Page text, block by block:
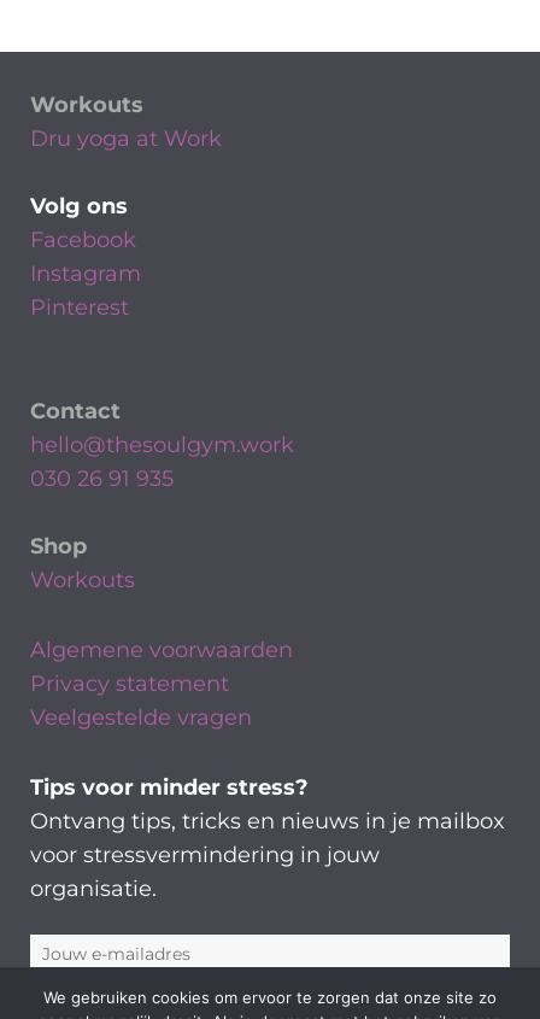
Workouts
Dru yoga at Work
Volg ons
Facebook
Instagram
Pinterest
Contact
hello@thesoulgym.work
030 26 91 935
Shop
Workouts
Algemene voorwaarden
Privacy statement
Veelgestelde vragen
Tips voor minder stress?
Ontvang tips, tricks en nieuws in je mailbox
voor stressvermindering in jouw
organisatie.
We gebruiken cookies om ervoor te zorgen dat onze site zo